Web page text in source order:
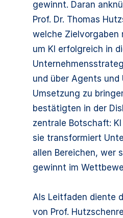
gewinnt. Daran
Prof. Dr. Thomas
welche Zielvorgaben
um KI erfolgreich in
und über Agents und
Umsetzung zu
bestätigten in der
zentrale Botschaft:
sie transformiert
allen Bereichen, wer
gewinnt im
Als Leitfaden diente
von Prof.